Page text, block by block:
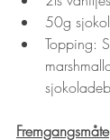
50g
Topping:
Fremgangsmåte